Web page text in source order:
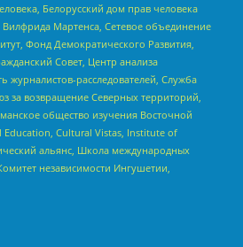
Белорусский дом прав человека
Мартенса, Сетевое объединение
Фонд Демократического Развития,
Совет, Центр анализа
журналистов-расследователей, Служба
за возвращение Северных территорий,
общество изучения Восточной
Cultural Vistas, Institute of
альянс, Школа международных
независимости Ингушетии,